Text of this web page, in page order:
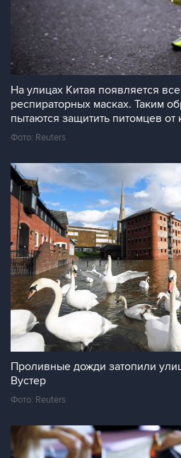
На улицах Китая появляется
респираторных масках. Таким
пытаются защитить питомцев от
Фото: Reuters
Проливные дожди затопили
Вустер
Фото: Reuters